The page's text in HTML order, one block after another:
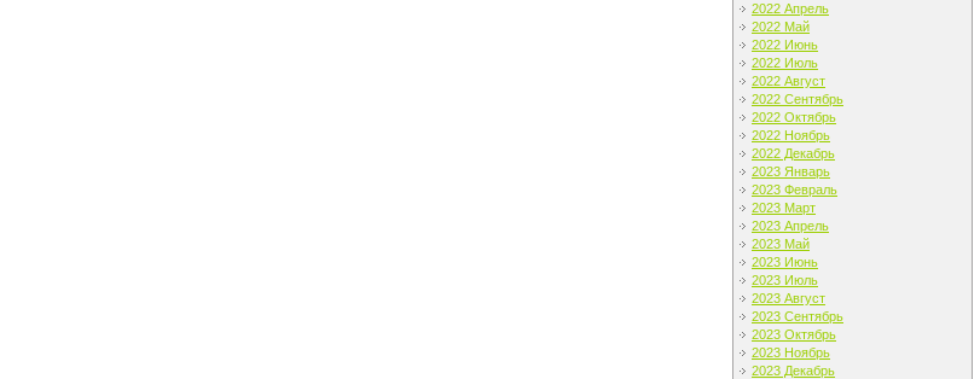
2022 Апрель
2022 Май
2022 Июнь
2022 Июль
2022 Август
2022 Сентябрь
2022 Октябрь
2022 Ноябрь
2022 Декабрь
2023 Январь
2023 Февраль
2023 Март
2023 Апрель
2023 Май
2023 Июнь
2023 Июль
2023 Август
2023 Сентябрь
2023 Октябрь
2023 Ноябрь
2023 Декабрь